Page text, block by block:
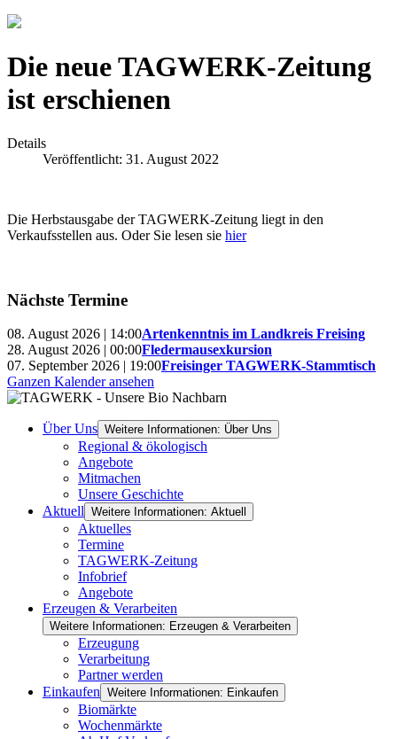
Die neue TAGWERK-Zeitung
ist erschienen
Details
Veröffentlicht: 31. August 2022
Die Herbstausgabe der TAGWERK-Zeitung liegt in den
Verkaufsstellen aus. Oder Sie lesen sie hier
Nächste Termine
08. August 2026 | 14:00Artenkenntnis im Landkreis Freising
28. August 2026 | 00:00Fledermausexkursion
07. September 2026 | 19:00Freisinger TAGWERK-Stammtisch
Ganzen Kalender ansehen
Über Uns Weitere Informationen: Über Uns
Regional & ökologisch
Angebote
Mitmachen
Unsere Geschichte
Aktuell Weitere Informationen: Aktuell
Aktuelles
Termine
TAGWERK-Zeitung
Infobrief
Angebote
Erzeugen & Verarbeiten
Weitere Informationen: Erzeugen & Verarbeiten
Erzeugung
Verarbeitung
Partner werden
Einkaufen Weitere Informationen: Einkaufen
Biomärkte
Wochenmärkte